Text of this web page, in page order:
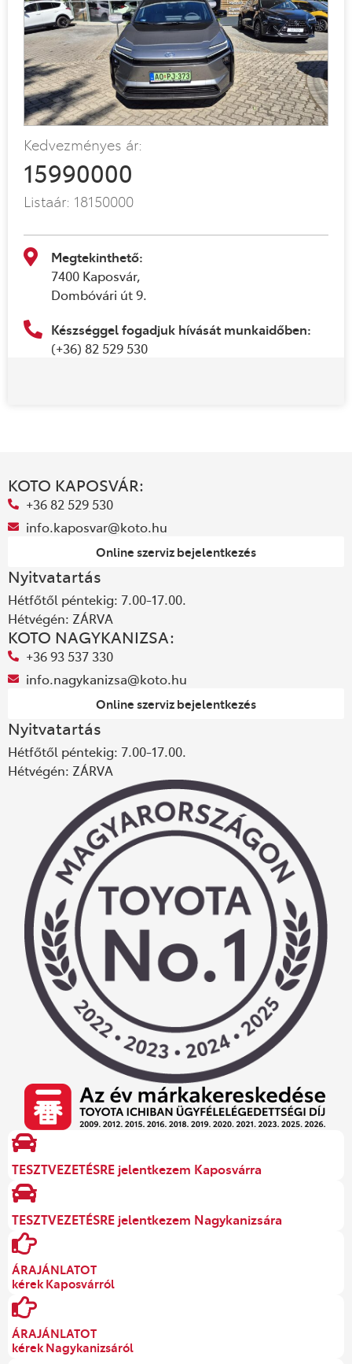
Kedvezményes ár:
15990000
Listaár: 18150000
Megtekinthető:
7400 Kaposvár,
Dombóvári út 9.
Készséggel fogadjuk hívását munkaidőben:
(+36) 82 529 530
KOTO KAPOSVÁR:
+36 82 529 530
info.kaposvar@koto.hu
Online szerviz bejelentkezés
Nyitvatartás
Hétfőtől péntekig: 7.00-17.00.
Hétvégén: ZÁRVA
KOTO NAGYKANIZSA:
+36 93 537 330
info.nagykanizsa@koto.hu
Online szerviz bejelentkezés
Nyitvatartás
Hétfőtől péntekig: 7.00-17.00.
Hétvégén: ZÁRVA
TESZTVEZETÉSRE jelentkezem Kaposvárra
TESZTVEZETÉSRE jelentkezem Nagykanizsára
ÁRAJÁNLATOT
kérek Kaposvárról
ÁRAJÁNLATOT
kérek Nagykanizsáról